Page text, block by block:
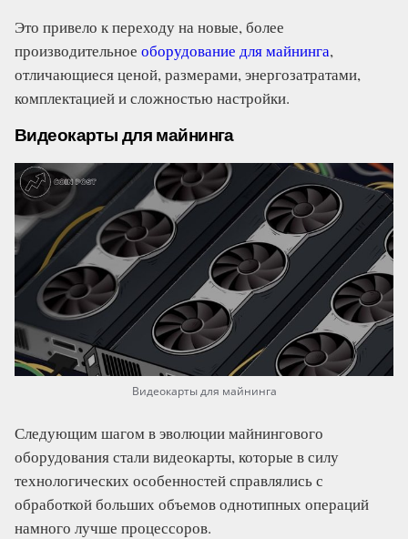
Это привело к переходу на новые, более
производительное оборудование для майнинга,
отличающиеся ценой, размерами, энергозатратами,
комплектацией и сложностью настройки.
Видеокарты для майнинга
Видеокарты для майнинга
Следующим шагом в эволюции майнингового
оборудования стали видеокарты, которые в силу
технологических особенностей справлялись с
обработкой больших объемов однотипных операций
намного лучше процессоров.